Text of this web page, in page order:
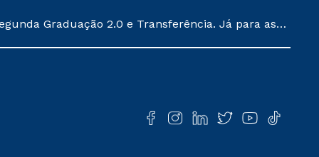
Graduação 2.0 e Transferência. Já para as